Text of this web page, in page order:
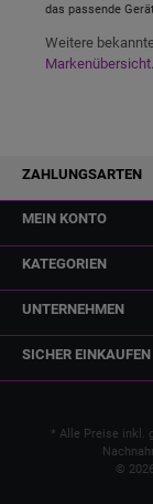
das passende
Weitere
Markenübersicht.
ZAHLUNGSARTEN
MEIN KONTO
KATEGORIEN
UNTERNEHMEN
SICHER EINKAUFEN
* Alle Preise inkl.
©